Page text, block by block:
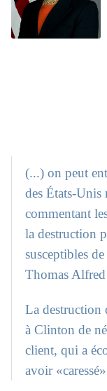
(...) on peut
des États-Unis
commentant
la destruction
susceptibles
Thomas
La destruction
à Clinton de
client, qui a
avoir